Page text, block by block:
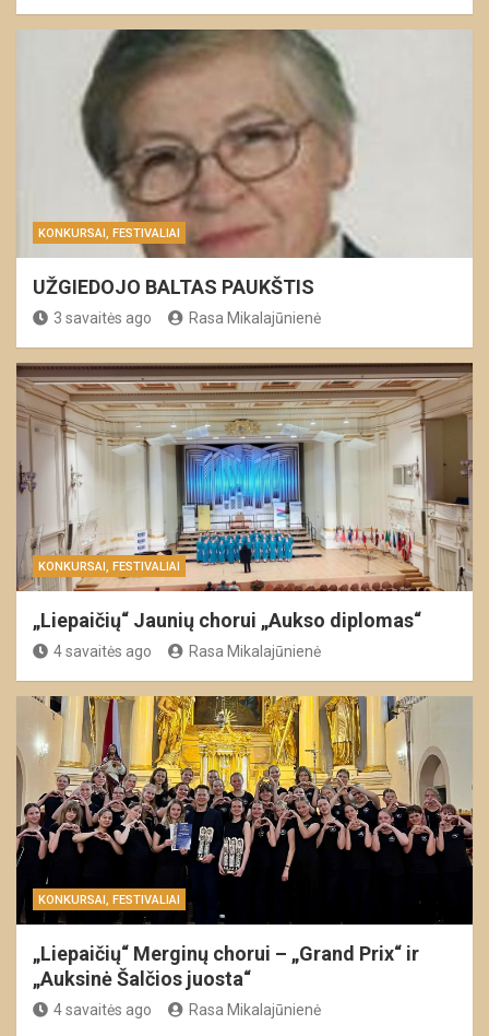
KONKURSAI, FESTIVALIAI
UŽGIEDOJO BALTAS PAUKŠTIS
3 savaitės ago Rasa Mikalajūnienė
KONKURSAI, FESTIVALIAI
„Liepaičių“ Jaunių chorui „Aukso diplomas“
4 savaitės ago Rasa Mikalajūnienė
KONKURSAI, FESTIVALIAI
„Liepaičių“ Merginų chorui – „Grand Prix“ ir
„Auksinė Šalčios juosta“
4 savaitės ago Rasa Mikalajūnienė